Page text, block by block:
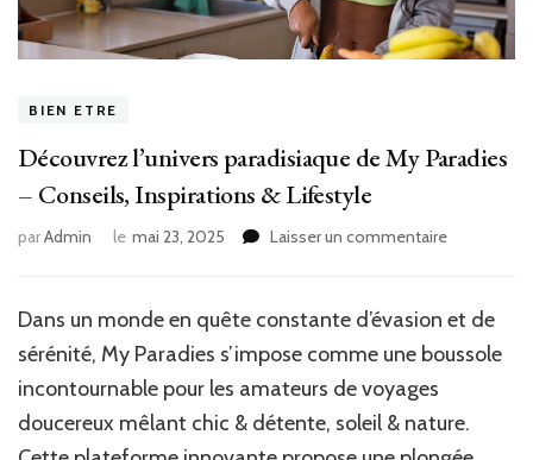
BIEN ETRE
Découvrez l’univers paradisiaque de My Paradies
– Conseils, Inspirations & Lifestyle
parAdmin le mai 23, 2025 Laisser un commentairesur
My
Conseils,
Dans un monde en quête constante d’évasion et de
sérénité, My Paradies s’impose comme une boussole
incontournable pour les amateurs de voyages
doucereux mêlant chic & détente, soleil & nature.